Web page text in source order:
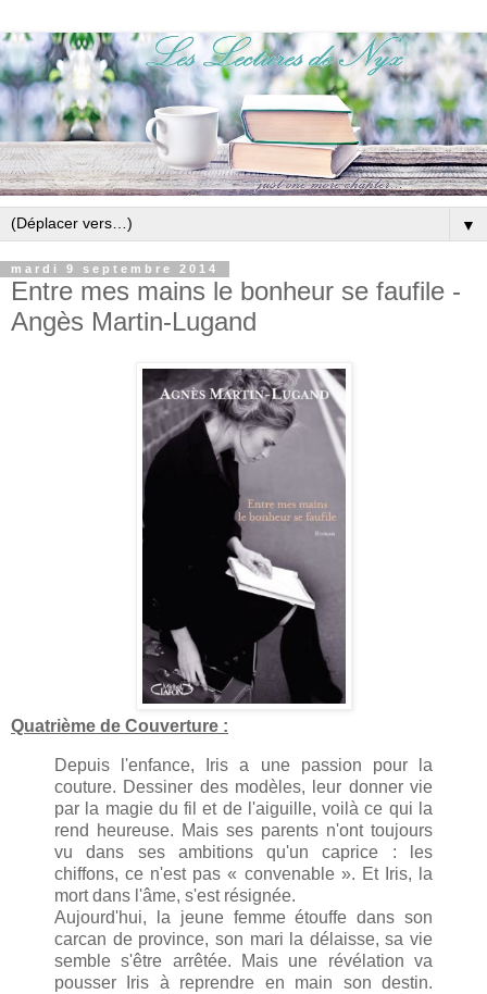
▼
mardi 9 septembre 2014
Entre mes mains le bonheur se faufile -
Angès Martin-Lugand
Quatrième de Couverture :
Depuis l'enfance, Iris a une passion pour la
couture. Dessiner des modèles, leur donner vie
par la magie du fil et de l'aiguille, voilà ce qui la
rend heureuse. Mais ses parents n'ont toujours
vu dans ses ambitions qu'un caprice : les
chiffons, ce n'est pas « convenable ». Et Iris, la
mort dans l'âme, s'est résignée.
Aujourd'hui, la jeune femme étouffe dans son
carcan de province, son mari la délaisse, sa vie
semble s'être arrêtée. Mais une révélation va
pousser Iris à reprendre en main son destin.